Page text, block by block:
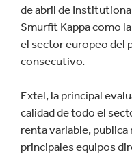
de abril de
Smurfit Kappa como
el sector europeo del
consecutivo.
Extel, la principal
calidad de todo el
renta variable, publica
principales equipos